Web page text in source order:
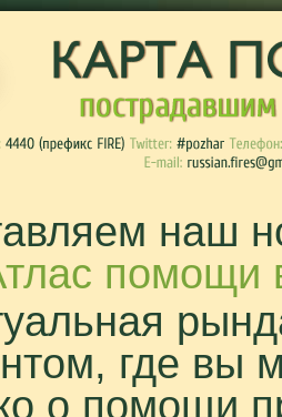
наш
помощи
где вы
о помощи